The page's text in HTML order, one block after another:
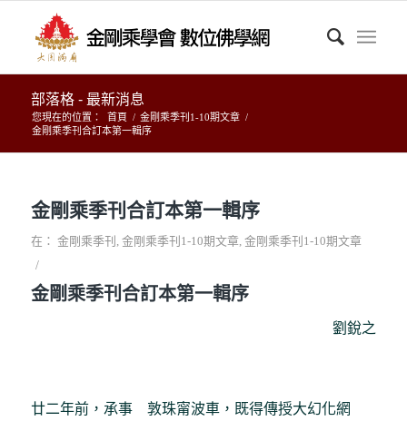
部落格 - 最新消息
您現在的位置： 首頁 / 金剛乘季刊1-10期文章 /
金剛乘季刊合訂本第一輯序
金剛乘季刊合訂本第一輯序
在： 金剛乘季刊 , 金剛乘季刊1-10期文章, 金剛乘季刊1-10期文章
/
金剛乘季刊合訂本第一輯序
劉銳之
廿二年前，承事 敦珠甯波車，既得傳授大幻化網